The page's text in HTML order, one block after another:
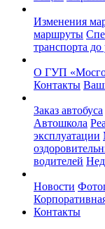
Изменения
маршруты
транспорта
О ГУП
Контакты
Заказ автобуса
Автошкола
эксплуатации
водителей
Новости
Контакты